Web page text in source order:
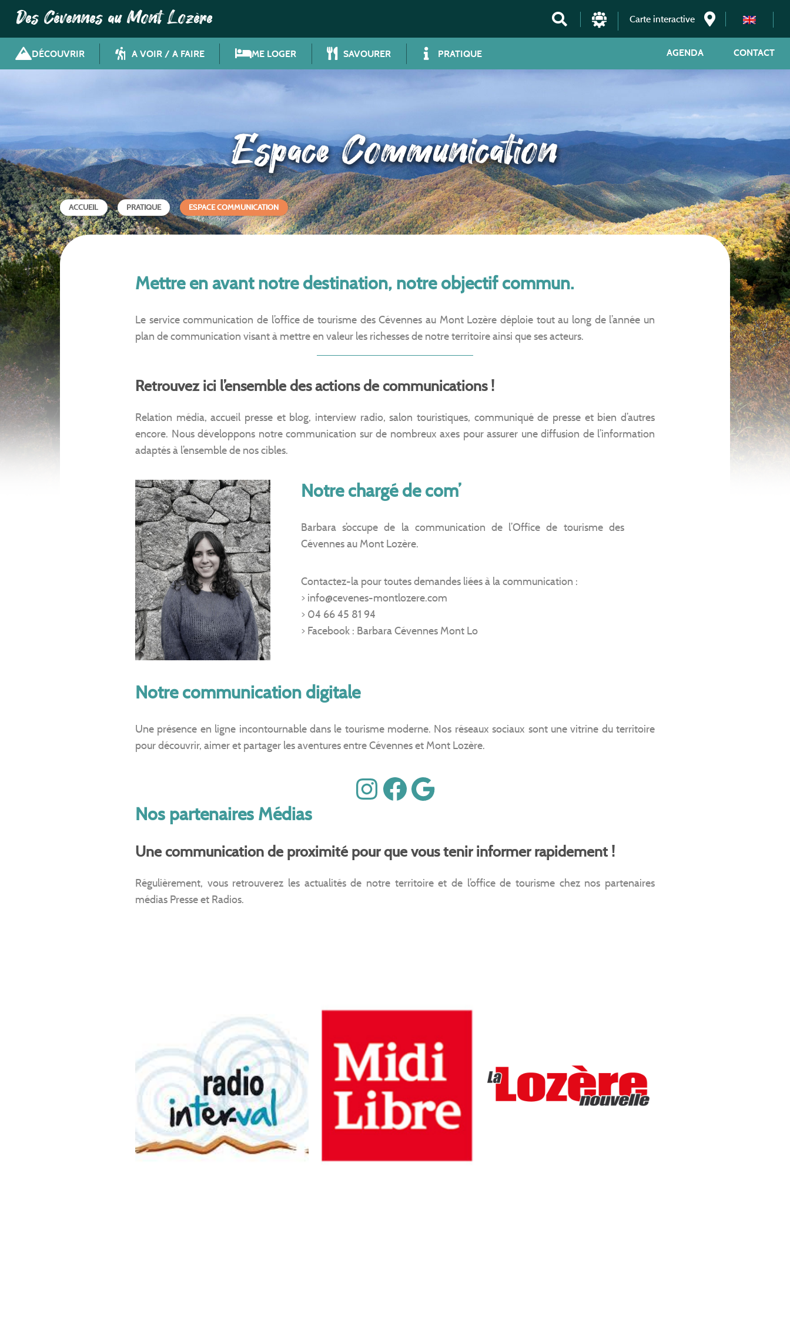
Des Cévennes au Mont Lozère Carte interactive
DÉCOUVRIR A VOIR / A FAIRE ME LOGER SAVOURER PRATIQUE CONTACT
AGENDA
Espace Communication
ACCUEIL PRATIQUE ESPACE COMMUNICATION
Mettre en avant notre destination, notre objectif commun.
Le service communication de l’office de tourisme des Cévennes au Mont Lozère déploie tout au long de l’année un
plan de communication visant à mettre en valeur les richesses de notre territoire ainsi que ses acteurs.
Retrouvez ici l’ensemble des actions de communications !
Relation média, accueil presse et blog, interview radio, salon touristiques, communiqué de presse et bien d’autres
encore. Nous développons notre communication sur de nombreux axes pour assurer une diffusion de l’information
adaptés à l’ensemble de nos cibles.
Notre chargé de com’
Barbara s’occupe de la communication de l’Office de tourisme des
Cévennes au Mont Lozère.
Contactez-la pour toutes demandes liées à la communication :
> info@cevenes-montlozere.com
> 04 66 45 81 94
> Facebook : Barbara Cévennes Mont Lo
Notre communication digitale
Une présence en ligne incontournable dans le tourisme moderne. Nos réseaux sociaux sont une vitrine du territoire
pour découvrir, aimer et partager les aventures entre Cévennes et Mont Lozère.
Instagram
Facebook
Google
Nos partenaires Médias
Une communication de proximité pour que vous tenir informer rapidement !
Régulièrement, vous retrouverez les actualités de notre territoire et de l’office de tourisme chez nos partenaires
médias Presse et Radios.